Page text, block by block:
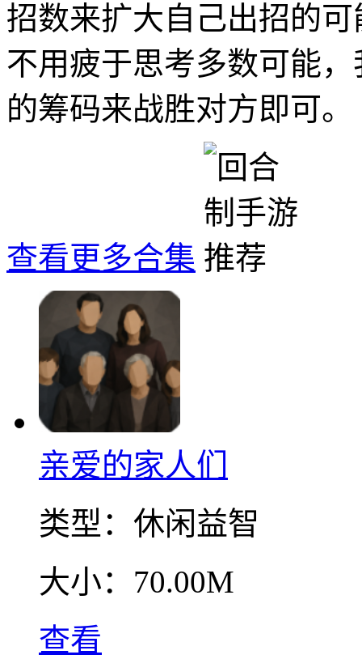
招数来扩大自己出招的
不用疲于思考多数可能
的筹码来战胜对方即可。
查看更多合集
亲爱的家人们
类型： 休闲益智
大小： 70.00M
查看